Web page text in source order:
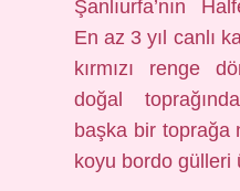
Şanlıurfa’nın
En az 3 yıl canlı
kırmızı renge
doğal
başka bir toprağa
koyu bordo gülleri